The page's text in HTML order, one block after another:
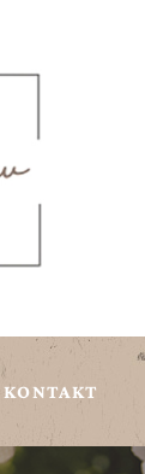
KONTAKT